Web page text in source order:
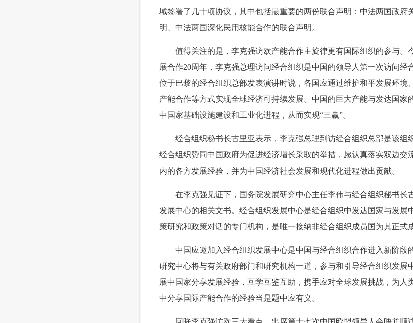
域签署了几十项协议，其中包括最重要的两份联合声明：中法两国政府
明、中法两国深化民用核能合作的联合声明。
值得关注的是，李克强访欧产能合作主旋律更有国际组织的参与。
展合作20周年，李克强总理访问经合组织是中国的领导人第一次访问经
位于巴黎的经合组织总部发表演讲时说，各国应通过维护和平发展环境
产能合作等方式实现全球经济可持续发展。中国的巨大产能与发达国家
中国家基础设施建设和工业化进程，从而实现“三赢”。
经合组织秘书长古里亚表示，李克强总理到访经合组织总部是该组
经合组织赞同中国政府为促进经济增长采取的举措，愿认真落实双边交
内的各方发展经验，并为中国经济社会发展和现代化进程做出贡献。
在李克强见证下，国务院发展研究中心主任李伟与经合组织秘书长
发展中心的相关文书。经合组织发展中心是经合组织中发达国家与发展
策研究和政策对话的专门机构，是唯一接纳非经合组织成员国为其正式
中国应邀加入经合组织发展中心是中国与经合组织合作进入新阶段
研究中心将与有关政府部门和研究机构一道，参与和引导经合组织发展
展中国家分享发展经验，互学互鉴互助，携手应对全球发展挑战，为人
中分享国际产能合作的经验当是题中应有义。